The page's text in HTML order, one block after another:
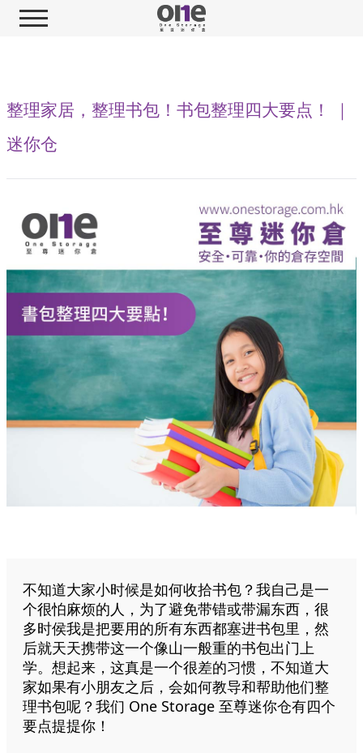
整理家居，整理书包！书包整理四大要点！ ｜
迷你仓
不知道大家小时候是如何收拾书包？我自己是一
个很怕麻烦的人，为了避免带错或带漏东西，很
多时侯我是把要用的所有东西都塞进书包里，然
后就天天携带这一个像山一般重的书包出门上
学。 想起来，这真是一个很差的习惯，不知道大
家如果有小朋友之后，会如何教导和帮助他们整
理书包呢？我们 One Storage 至尊迷你仓有四个
要点提提你！